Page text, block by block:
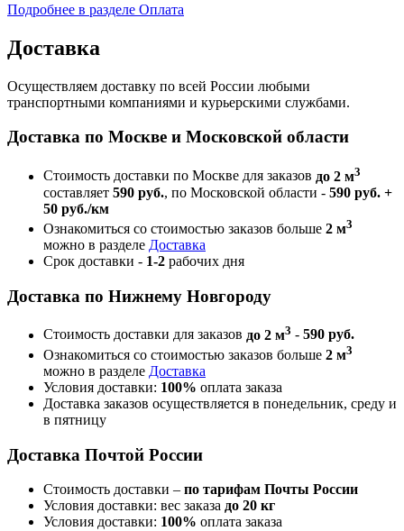
Подробнее в разделе Оплата
Доставка
Осуществляем доставку по всей России любыми
транспортными компаниями и курьерскими службами.
Доставка по Москве и Московской области
Стоимость доставки по Москве для заказов до 2 м3
составляет 590 руб., по Московской области - 590 руб. +
50 руб./км
Ознакомиться со стоимостью заказов больше 2 м3
можно в разделе Доставка
Срок доставки - 1-2 рабочих дня
Доставка по Нижнему Новгороду
Стоимость доставки для заказов до 2 м3 - 590 руб.
Ознакомиться со стоимостью заказов больше 2 м3
можно в разделе Доставка
Условия доставки: 100% оплата заказа
Доставка заказов осуществляется в понедельник, среду и
в пятницу
Доставка Почтой России
Стоимость доставки – по тарифам Почты России
Условия доставки: вес заказа до 20 кг
Условия доставки: 100% оплата заказа